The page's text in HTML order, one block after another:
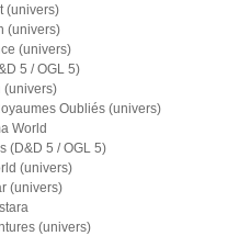
(univers)
(univers)
(univers)
5 / OGL 5)
(univers)
Oubliés (univers)
World
(D&D 5 / OGL 5)
(univers)
(univers)
(univers)